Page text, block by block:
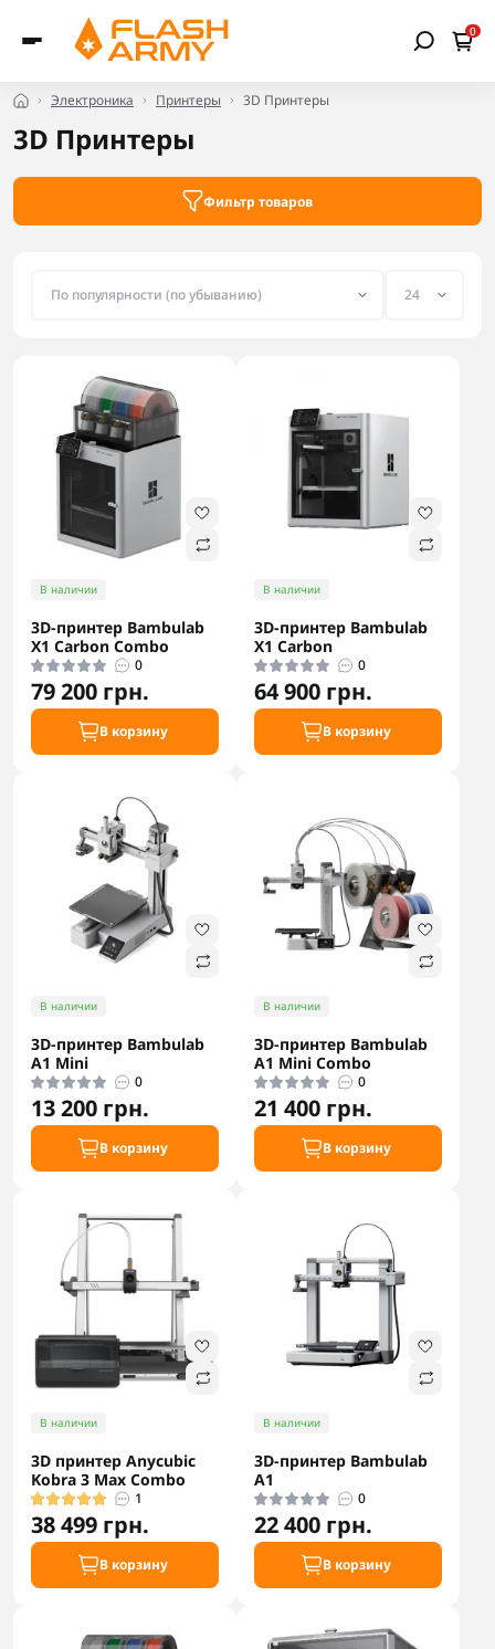
0
Электроника Принтеры 3D Принтеры
3D Принтеры
Фильтр товаров
В наличии
3D-принтер Bambulab
X1 Carbon Combo
0
79 200 грн.
В корзину
В наличии
3D-принтер Bambulab
X1 Carbon
0
64 900 грн.
В корзину
В наличии
3D-принтер Bambulab
A1 Mini
0
13 200 грн.
В корзину
В наличии
3D-принтер Bambulab
A1 Mini Combo
0
21 400 грн.
В корзину
В наличии
3D принтер Anycubic
Kobra 3 Max Combo
1
38 499 грн.
В корзину
В наличии
3D-принтер Bambulab
A1
0
22 400 грн.
В корзину